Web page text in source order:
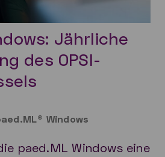
Jährliche
des OPSI-
Windows
paed.ML Windows eine